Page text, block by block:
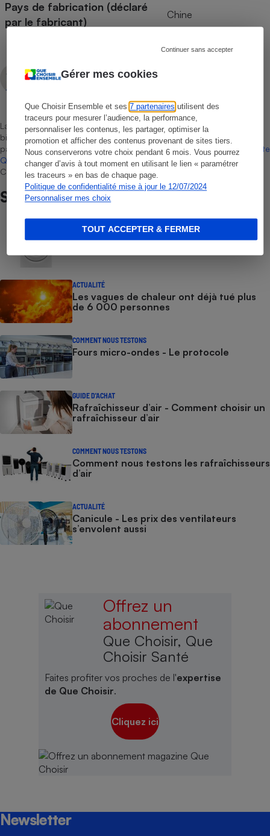
Gérer mes cookies
Que Choisir Ensemble et ses7 partenaires utilisent des
traceurs pour mesurer l’audience, la performance,
personnaliser les contenus, les partager, optimiser la
promotion et afficher des contenus provenant de sites tiers.
Nous conserverons votre choix pendant 6 mois. Vous pourrez
changer d’avis à tout moment en utilisant le lien « paramétrer
les traceurs » en bas de chaque page.
Politique de confidentialité mise à jour le 12/07/2024
Personnaliser mes choix
Continuer sans accepter
TOUT ACCEPTER & FERMER
Pays de fabrication (déclaré
par le fabricant)
Chine
Aissam Haddad
Rédacteur technique
La sélection de produits ou services est représentative du marché,
bien que non-exhaustive. À l’exception des autorisations données
par Bureau Veritas Certification conformément aux règles de La Note
Que Choisir, il n’existe aucune relation contractuelle entre Que
Choisir Ensemble et les professionnels référencés.
Sur le même sujet
COMMENT NOUS TESTONS
Sèche-linge - Le protocole
ACTUALITÉ
Les vagues de chaleur ont déjà tué plus
de 6 000 personnes
COMMENT NOUS TESTONS
Fours micro-ondes - Le protocole
GUIDE D'ACHAT
Rafraîchisseur d’air - Comment choisir un
rafraîchisseur d’air
COMMENT NOUS TESTONS
Comment nous testons les rafraîchisseurs
d’air
ACTUALITÉ
Canicule - Les prix des ventilateurs
s’envolent aussi
Offrez un
abonnement
Que Choisir, Que
Choisir Santé
Faites profiter vos proches de l'expertise
de Que Choisir.
Cliquez ici
Newsletter